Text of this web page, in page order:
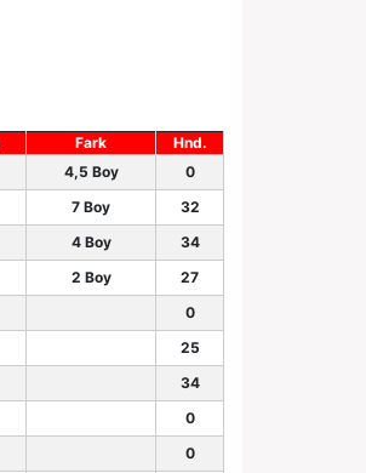
Fark
Hnd.
4,5 Boy
0
7 Boy
32
4 Boy
34
2 Boy
27
0
25
34
0
0